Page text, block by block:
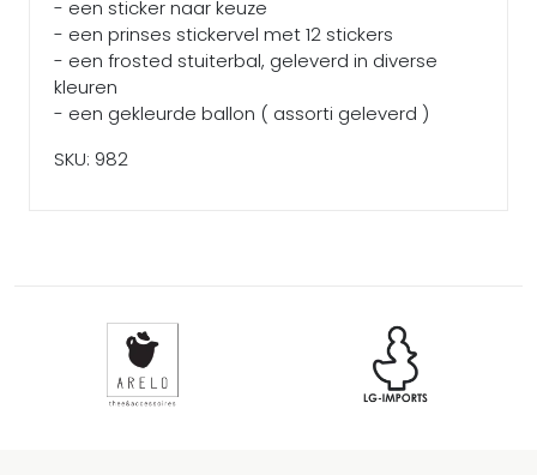
- een sticker naar keuze
- een prinses stickervel met 12 stickers
- een frosted stuiterbal, geleverd in diverse
kleuren
- een gekleurde ballon ( assorti geleverd )
SKU: 982